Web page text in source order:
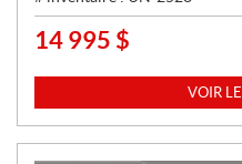
P
X
14 995 $
VOIR